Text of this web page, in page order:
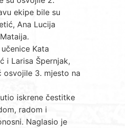
ekipe bile su
Ana Lucija
Kata
i Larisa Špernjak,
3. mjesto na
iskrene čestitke
radom i
Naglasio je